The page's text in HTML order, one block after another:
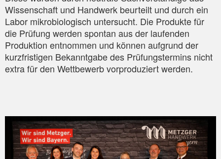
Wissenschaft und Handwerk beurteilt und durch ein
Labor mikrobiologisch untersucht. Die Produkte für
die Prüfung werden spontan aus der laufenden
Produktion entnommen und können aufgrund der
kurzfristigen Bekanntgabe des Prüfungstermins nicht
extra für den Wettbewerb vorproduziert werden.